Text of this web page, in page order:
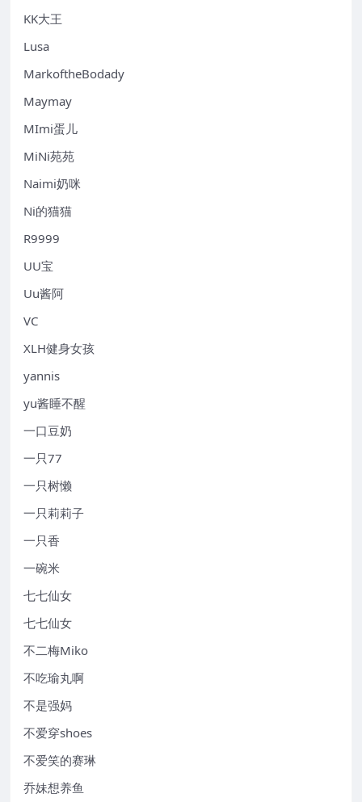
KK大王
Lusa
MarkoftheBodady
Maymay
MImi蛋儿
MiNi苑苑
Naimi奶咪
Ni的猫猫
R9999
UU宝
Uu酱阿
VC
XLH健身女孩
yannis
yu酱睡不醒
一口豆奶
一只77
一只树懒
一只莉莉子
一只香
一碗米
七七仙女
七七仙女
不二梅Miko
不吃瑜丸啊
不是强妈
不爱穿shoes
不爱笑的赛琳
乔妹想养鱼